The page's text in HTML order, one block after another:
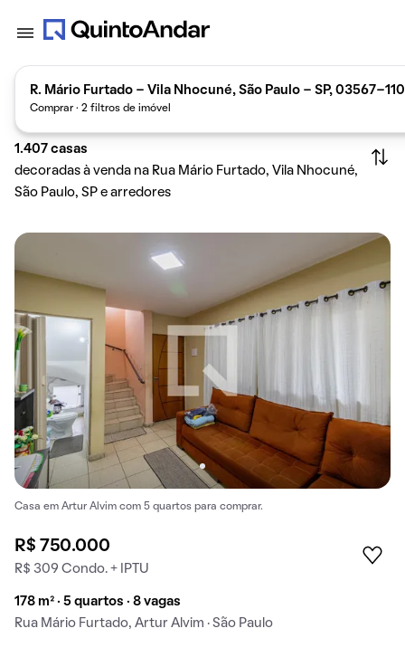
R. Mário Furtado - Vila Nhocuné, São Paulo - SP, 03567-
Comprar · 2 filtros de imóvel
1.407 casas
decoradas à venda na Rua Mário Furtado, Vila Nhocuné,
São Paulo, SP e arredores
Casa em Artur Alvim com 5 quartos para comprar.
R$ 750.000
R$ 309 Condo. + IPTU
178 m² · 5 quartos · 8 vagas
Rua Mário Furtado, Artur Alvim · São Paulo